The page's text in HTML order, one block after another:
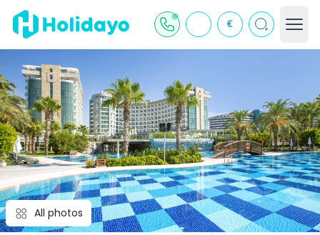
€
All photos